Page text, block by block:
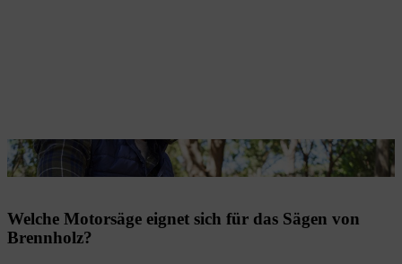
Die Sägekette muss widerspenstigem Holz standhalten können.
Welche Motorsäge eignet sich für das Sägen von
Brennholz?